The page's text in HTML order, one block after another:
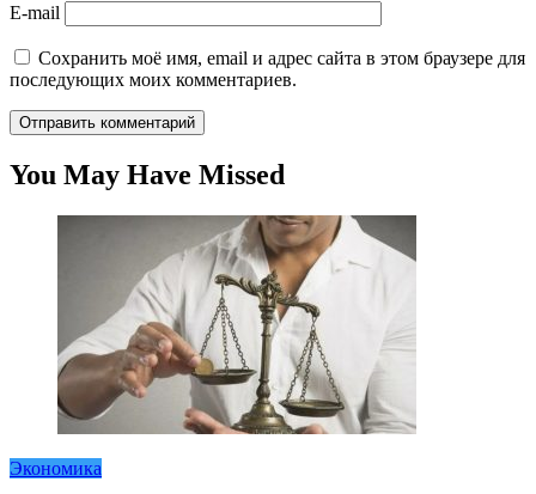
E-mail
Сохранить моё имя, email и адрес сайта в этом браузере для
последующих моих комментариев.
You May Have Missed
Экономика